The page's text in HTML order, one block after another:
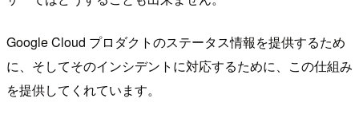
Google Cloud プロダクトのステータス情報を提供するため
に、そしてそのインシデントに対応するために、この仕組み
を提供してくれています。